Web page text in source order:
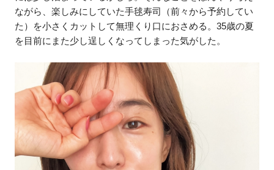
ながら、楽しみにしていた手毬寿司（前々から予約してい
た）を小さくカットして無理くり口におさめる。35歳の夏
を目前にまた少し逞しくなってしまった気がした。